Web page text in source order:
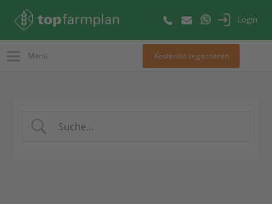
Login
Menü Kostenlos registrieren